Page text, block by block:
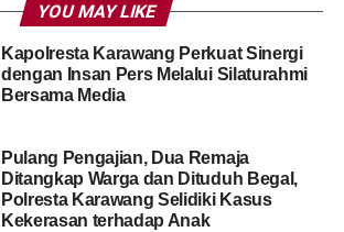
YOU MAY LIKE
Kapolresta Karawang Perkuat Sinergi
dengan Insan Pers Melalui Silaturahmi
Bersama Media
Pulang Pengajian, Dua Remaja
Ditangkap Warga dan Dituduh Begal,
Polresta Karawang Selidiki Kasus
Kekerasan terhadap Anak